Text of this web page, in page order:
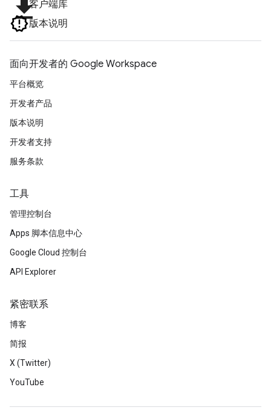
file_download客户端库
版本说明
面向开发者的 Google Workspace
平台概览
开发者产品
版本说明
开发者支持
服务条款
工具
管理控制台
Apps 脚本信息中心
Google Cloud 控制台
API Explorer
紧密联系
博客
简报
X (Twitter)
YouTube